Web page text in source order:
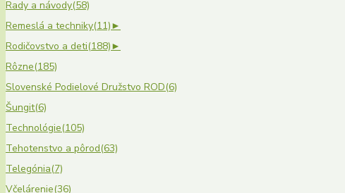
Rady a návody(58)
Remeslá a techniky(11)►
Rodičovstvo a deti(188)►
Rôzne(185)
Slovenské Podielové Družstvo ROD(6)
Šungit(6)
Technológie(105)
Tehotenstvo a pôrod(63)
Telegónia(7)
Včelárenie(36)